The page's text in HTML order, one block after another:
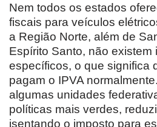
Nem todos os estados
fiscais para veículos
a Região Norte, além de
Espírito Santo, não existem
específicos, o que significa
pagam o IPVA
algumas unidades
políticas mais verdes,
isentando o imposto para